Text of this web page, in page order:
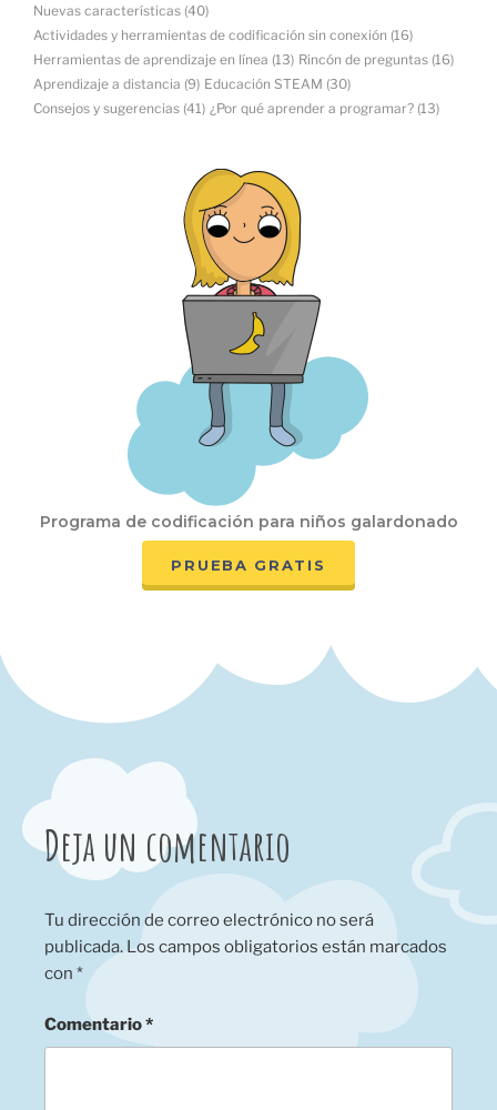
Nuevas características (40)
Actividades y herramientas de codificación sin conexión (16)
Herramientas de aprendizaje en línea (13) Rincón de preguntas (16)
Aprendizaje a distancia (9) Educación STEAM (30)
Consejos y sugerencias (41) ¿Por qué aprender a programar? (13)
Programa de codificación para niños galardonado
PRUEBA GRATIS
Deja un comentario
Tu dirección de correo electrónico no será
publicada. Los campos obligatorios están marcados
con *
Comentario*